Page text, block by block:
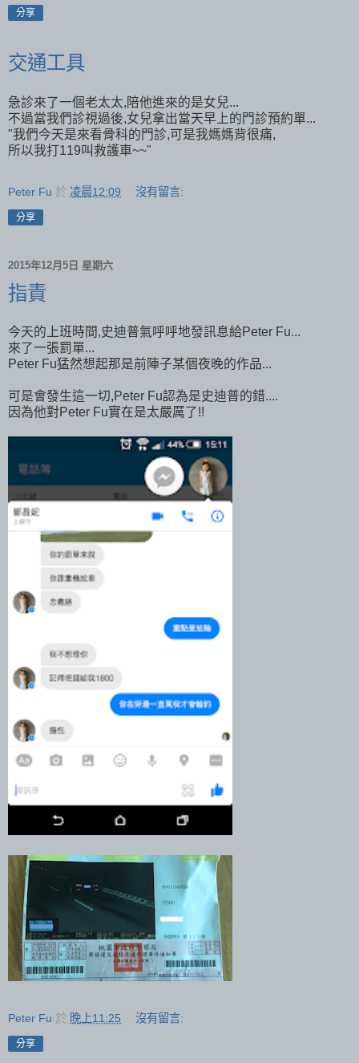
分享
交通工具
急診來了一個老太太,陪他進來的是女兒...
不過當我們診視過後,女兒拿出當天早上的門診預約單...
"我們今天是來看骨科的門診,可是我媽媽背很痛,
所以我打119叫救護車~~"
Peter Fu 於 凌晨12:09 沒有留言:
分享
2015年12月5日 星期六
指責
今天的上班時間,史迪普氣呼呼地發訊息給Peter Fu...
來了一張罰單...
Peter Fu猛然想起那是前陣子某個夜晚的作品...
可是會發生這一切,Peter Fu認為是史迪普的錯....
因為他對Peter Fu實在是太嚴厲了!!
Peter Fu 於 晚上11:25 沒有留言:
分享